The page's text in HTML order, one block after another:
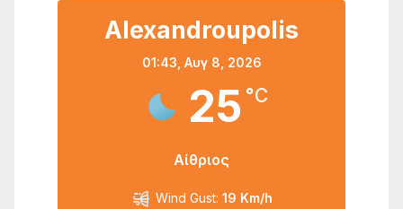
Alexandroupolis
01:43, Αυγ 8, 2026
25 °C
Αίθριος
Wind Gust: 19 Km/h